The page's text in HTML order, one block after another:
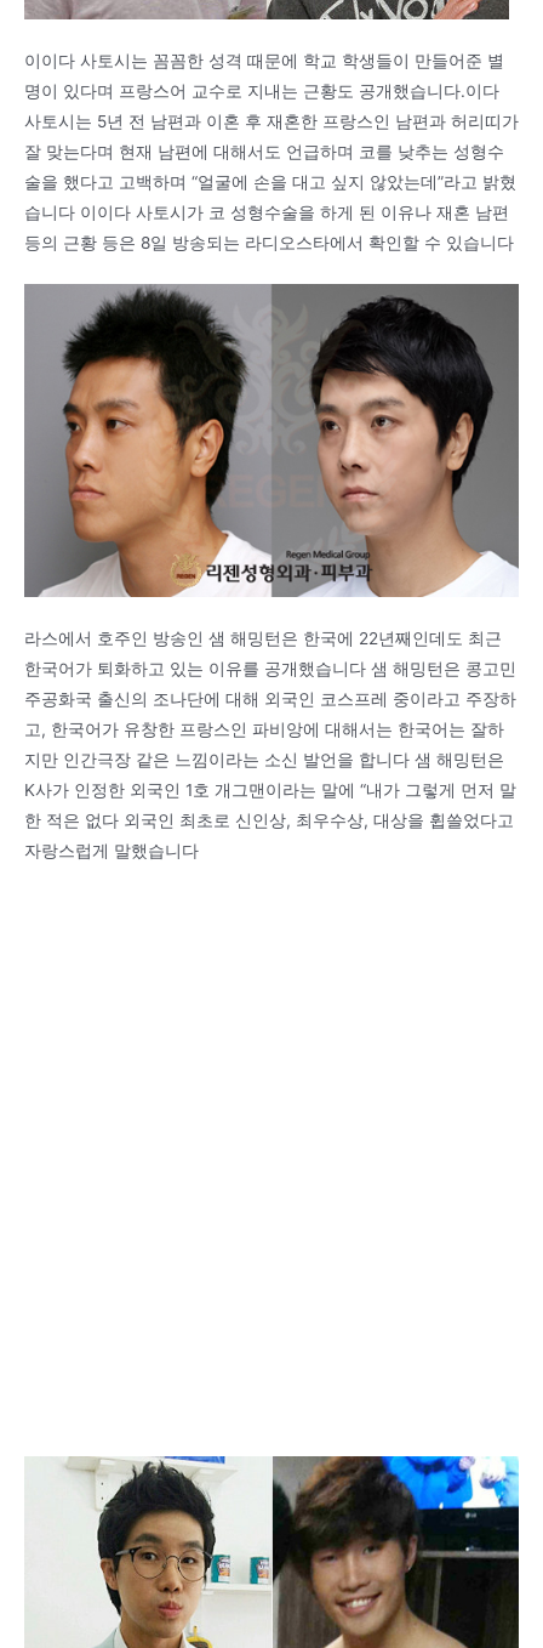
이이다 사토시는 꼼꼼한 성격 때문에 학교 학생들이 만들어준 별
명이 있다며 프랑스어 교수로 지내는 근황도 공개했습니다.이다
사토시는 5년 전 남편과 이혼 후 재혼한 프랑스인 남편과 허리띠가
잘 맞는다며 현재 남편에 대해서도 언급하며 코를 낮추는 성형수
술을 했다고 고백하며 “얼굴에 손을 대고 싶지 않았는데”라고 밝혔
습니다 이이다 사토시가 코 성형수술을 하게 된 이유나 재혼 남편
등의 근황 등은 8일 방송되는 라디오스타에서 확인할 수 있습니다
라스에서 호주인 방송인 샘 해밍턴은 한국에 22년째인데도 최근
한국어가 퇴화하고 있는 이유를 공개했습니다 샘 해밍턴은 콩고민
주공화국 출신의 조나단에 대해 외국인 코스프레 중이라고 주장하
고, 한국어가 유창한 프랑스인 파비앙에 대해서는 한국어는 잘하
지만 인간극장 같은 느낌이라는 소신 발언을 합니다 샘 해밍턴은
K사가 인정한 외국인 1호 개그맨이라는 말에 “내가 그렇게 먼저 말
한 적은 없다 외국인 최초로 신인상, 최우수상, 대상을 휩쓸었다고
자랑스럽게 말했습니다